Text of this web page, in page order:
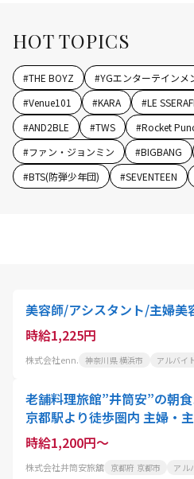
HOT TOPICS
#THE BOYZ #YGエンターテインメ
#Venue101 #KARA #LE
#AND2BLE #TWS #Rocket
#ファン・ジョンミン #BIGBANG
#BTS(防弾少年団) #SEVENTEEN
美容師/アシスタント/主婦美
時給1,225円
株式会社enn. 神奈川県 横浜市 アルバイ
老舗料理旅館”井筒安”の朝
京都駅より徒歩圏内 主婦・
さん歓迎/京都の観光・文化
時給1,200円～
株式会社井筒安旅舘 京都府 京都市 アル